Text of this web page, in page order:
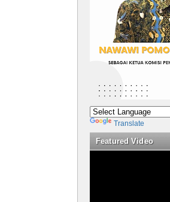
Translate
Featured Video